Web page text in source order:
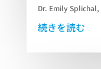
Dr. Emily Splichal,
続きを読む